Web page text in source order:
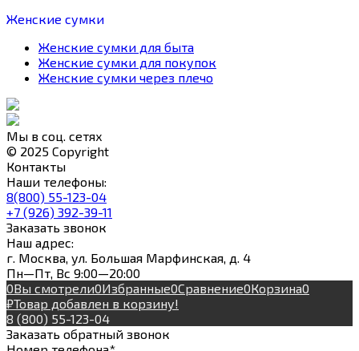
Женские сумки
Женские сумки для быта
Женские сумки для покупок
Женские сумки через плечо
Мы в соц. сетях
© 2025 Copyright
Контакты
Наши телефоны:
8(800) 55-123-04
+7 (926) 392-39-11
Заказать звонок
Наш адрес:
г. Москва, ул. Большая Марфинская, д. 4
Пн—Пт, Вс 9:00—20:00
0Вы смотрели0Избранные0Сравнение0Корзина0
₽Товар добавлен в корзину!
8 (800) 55-123-04
Заказать обратный звонок